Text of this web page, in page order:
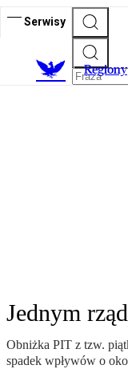
Serwisy
Regiony
Jednym
Obniżka PIT z tzw.
spadek wpływów o